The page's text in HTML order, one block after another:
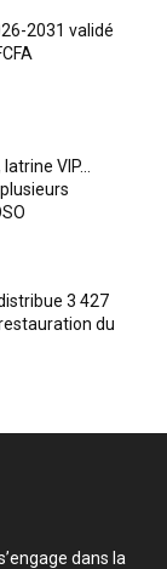
2031 validé
VIP…
3 427
du
dans la